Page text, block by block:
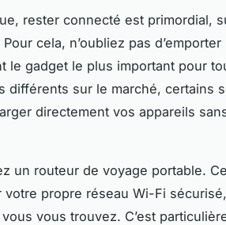
rester connecté est primordial,
cela, n’oubliez pas d’emporter
le gadget le plus important pour
différents sur le marché, certains
directement vos appareils
un routeur de voyage portable.
votre propre réseau Wi-Fi
vous trouvez. C’est